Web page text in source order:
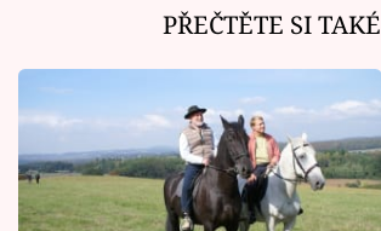
PŘEČTĚTE SI TAKÉ